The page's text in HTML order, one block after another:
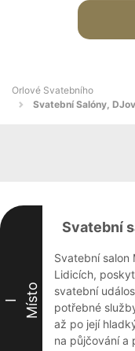
Orlové Svatebního
Svatební Salóny,
I Místo
Svatební
Svatební salon
Lidicích,
svatební
potřebné
až po její
na půjčování a